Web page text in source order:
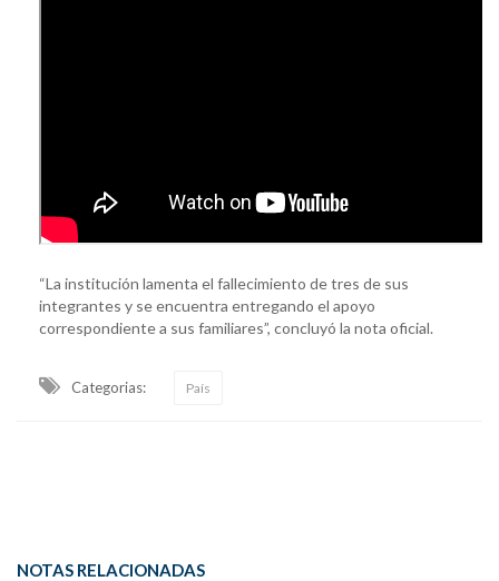
“La institución lamenta el fallecimiento de tres de sus
integrantes y se encuentra entregando el apoyo
correspondiente a sus familiares”, concluyó la nota oficial.
Categorias: País
NOTAS RELACIONADAS